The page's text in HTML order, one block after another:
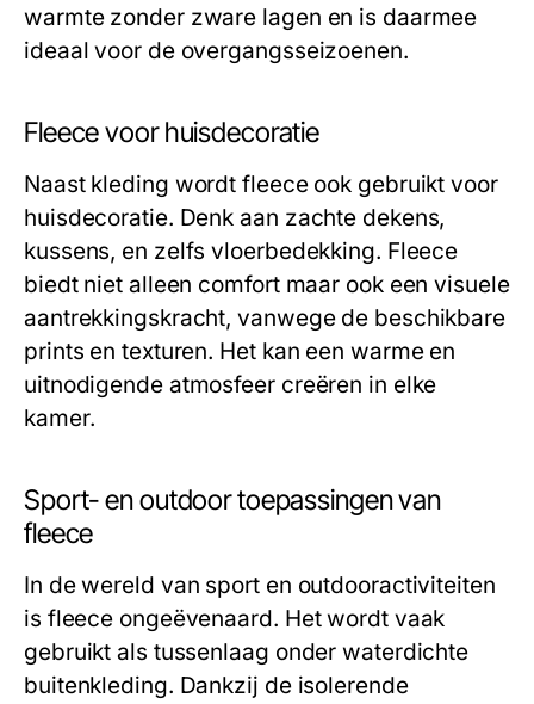
warmte zonder zware lagen en is daarmee
ideaal voor de overgangsseizoenen.
Fleece voor huisdecoratie
Naast kleding wordt fleece ook gebruikt voor
huisdecoratie. Denk aan zachte dekens,
kussens, en zelfs vloerbedekking. Fleece
biedt niet alleen comfort maar ook een visuele
aantrekkingskracht, vanwege de beschikbare
prints en texturen. Het kan een warme en
uitnodigende atmosfeer creëren in elke
kamer.
Sport- en outdoor toepassingen van
fleece
In de wereld van sport en outdooractiviteiten
is fleece ongeëvenaard. Het wordt vaak
gebruikt als tussenlaag onder waterdichte
buitenkleding. Dankzij de isolerende